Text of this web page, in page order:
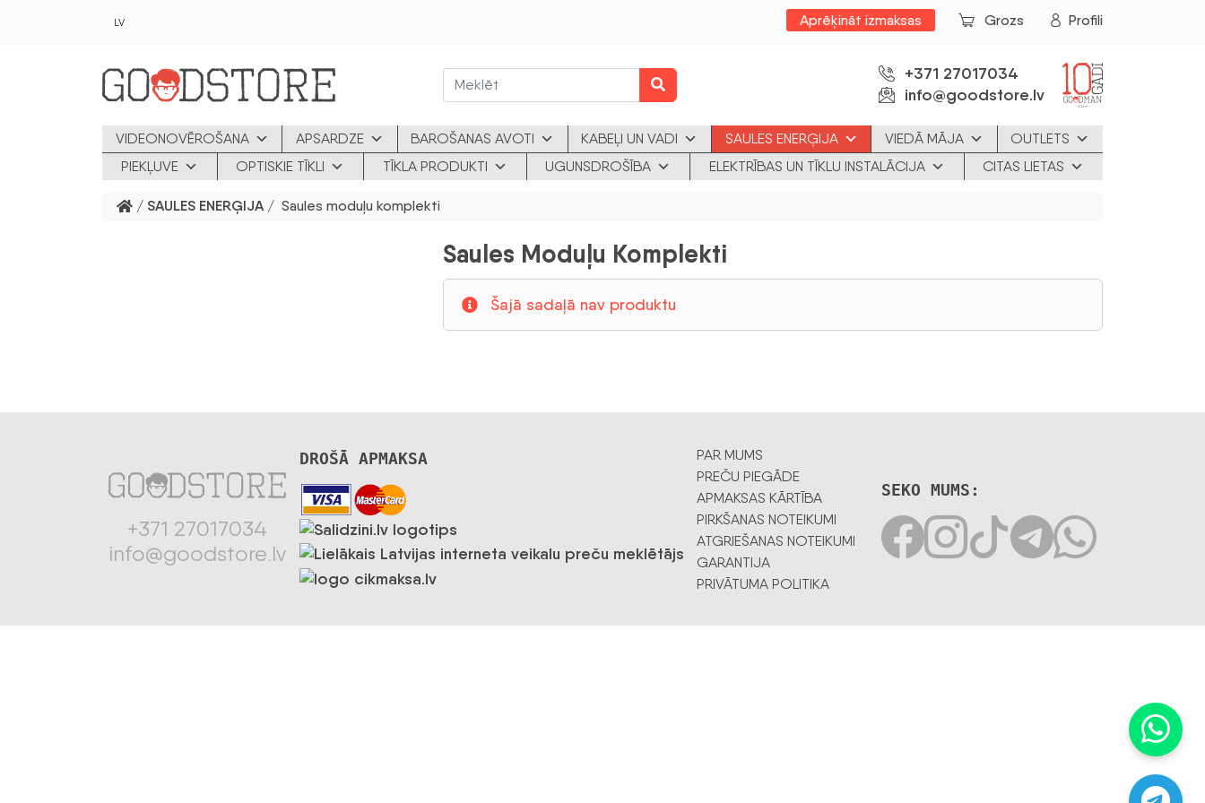
LV Aprēķināt izmaksas Grozs Profili
+371 27017034
info@goodstore.lv
VIDEONOVĒROŠANA APSARDZE BAROŠANAS AVOTI KABEĻI UN VADI SAULES ENERĢIJA VIEDĀ MĀJA
OUTLETS
PIEKĻUVE
OPTISKIE TĪKLI TĪKLA PRODUKTI UGUNSDROŠĪBA ELEKTRĪBAS UN TĪKLU INSTALĀCIJA CITAS LIETAS
/ SAULES ENERĢIJA / Saules moduļu komplekti
Saules Moduļu Komplekti
Šajā sadaļā nav produktu
+371 27017034
info@goodstore.lv
DROŠĀ APMAKSA
PAR MUMS
PREČU PIEGĀDE
APMAKSAS KĀRTĪBA
PIRKŠANAS NOTEIKUMI
ATGRIEŠANAS NOTEIKUMI
GARANTIJA
PRIVĀTUMA POLITIKA
SEKO MUMS: